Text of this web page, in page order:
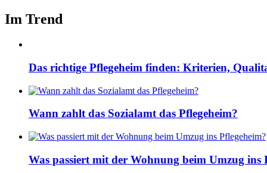
Im Trend
Das richtige Pflegeheim finden: Kriterien,
Wann zahlt das Sozialamt das Pflegeheim?
Was passiert mit der Wohnung beim Umzug ins